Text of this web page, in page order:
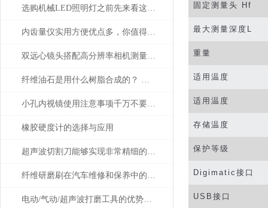
选购机械LED照明灯之前先来看这篇攻略准没错
内齿量仪实用方便优点多，你值得拥有
双远心镜头搭配高分辨率相机测量精密五金零件德国OPTO
纤维油石是用什么树脂合成的？ 为什么这么贵？
小孔内视镜使用注意事项千万不要忘了，牢记
橡胶硬度计的选择与应用
超声波切割刀能够实现非常精细的切割
纤维研磨刷在汽车维修和保养中的应用
电动/气动/超声波打磨工具的优势是显而易见的
固定测量头 Hf
最大测量深度 L
重量
适用温度
适用温度
存储温度
保护等级
Digimatic 接口
USB 接口